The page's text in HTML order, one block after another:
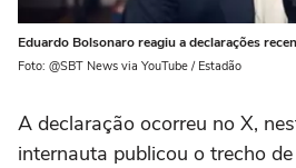
Eduardo Bolsonaro reagiu a declarações
Foto: @SBT News via YouTube / Estadão
A declaração ocorreu no X,
internauta publicou o trecho